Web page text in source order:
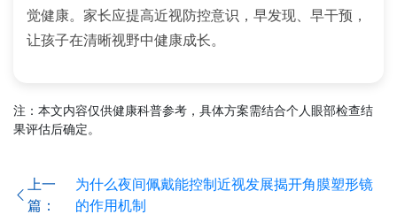
觉健康。家长应提高近视防控意识，早发现、早干预，
让孩子在清晰视野中健康成长。
注：本文内容仅供健康科普参考，具体方案需结合个人眼部检查结
果评估后确定。
上一
篇：
为什么夜间佩戴能控制近视发展揭开角膜塑形镜
的作用机制